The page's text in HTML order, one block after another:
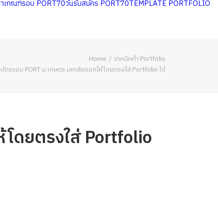
เกณฑ์รอบ PORT70วันรับสมัคร PORT70TEMPLATE PORTFOLIO
Home
เทคนิคทำ Portfolio
ตรรอบ PORT ม.เกษตร มหาลัยออกให้โดยตรงใส่ Portfolio ได้
โดยตรงใส่ Portfolio